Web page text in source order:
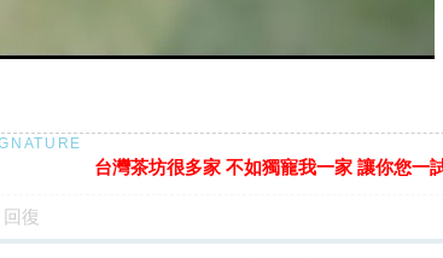
台灣茶坊很多家 不如獨寵我一家 讓你您
回復